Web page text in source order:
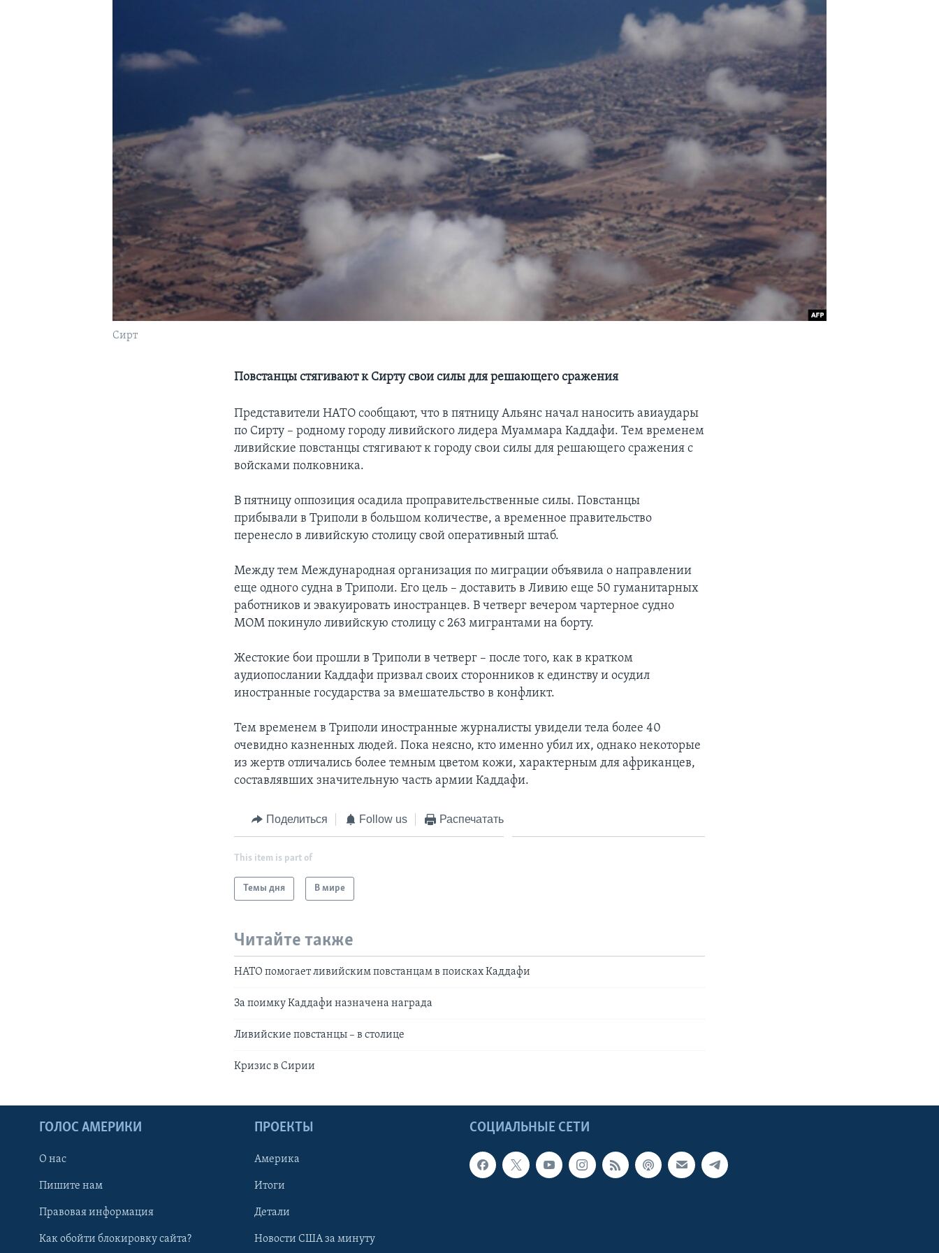
Сирт
Повстанцы стягивают к Сирту свои силы для решающего сражения
Представители НАТО сообщают, что в пятницу Альянс начал наносить авиаудары
по Сирту – родному городу ливийского лидера Муаммара Каддафи. Тем временем
ливийские повстанцы стягивают к городу свои силы для решающего сражения с
войсками полковника.
В пятницу оппозиция осадила проправительственные силы. Повстанцы
прибывали в Триполи в большом количестве, а временное правительство
перенесло в ливийскую столицу свой оперативный штаб.
Между тем Международная организация по миграции объявила о направлении
еще одного судна в Триполи. Его цель – доставить в Ливию еще 50 гуманитарных
работников и эвакуировать иностранцев. В четверг вечером чартерное судно
МОМ покинуло ливийскую столицу с 263 мигрантами на борту.
Жестокие бои прошли в Триполи в четверг – после того, как в кратком
аудиопослании Каддафи призвал своих сторонников к единству и осудил
иностранные государства за вмешательство в конфликт.
Тем временем в Триполи иностранные журналисты увидели тела более 40
очевидно казненных людей. Пока неясно, кто именно убил их, однако некоторые
из жертв отличались более темным цветом кожи, характерным для африканцев,
составлявших значительную часть армии Каддафи.
Поделиться Follow us Распечатать
This item is part of
Темы дня В мире
Читайте также
НАТО помогает ливийским повстанцам в поисках Каддафи
За поимку Каддафи назначена награда
Ливийские повстанцы – в столице
Кризис в Сирии
СОЦИАЛЬНЫЕ СЕТИ
ГОЛОС АМЕРИКИ
О нас
Пишите нам
Правовая информация
Как обойти блокировку сайта?
ПРОЕКТЫ
Америка
Итоги
Детали
Новости США за минуту